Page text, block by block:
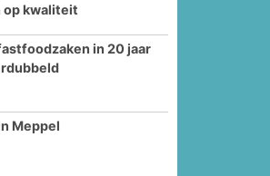
op kwaliteit
in 20 jaar
Meppel